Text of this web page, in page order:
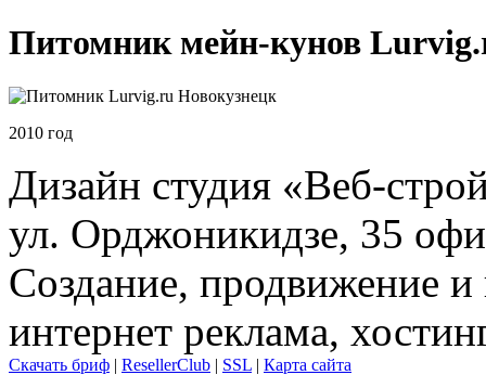
Питомник мейн-кунов
2010 год
Дизайн студия «Веб-
ул. Орджоникидзе, 35
Создание, продвижение и
интернет реклама,
Скачать бриф | ResellerClub | SSL | Карта сайта